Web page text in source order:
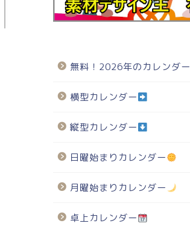
無料！2026年のカレンダー
横型カレンダー
縦型カレンダー
日曜始まりカレンダー
月曜始まりカレンダー
卓上カレンダー